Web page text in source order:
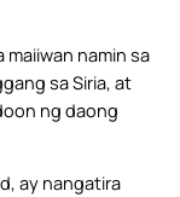
namin sa
sa Siria, at
ng daong
ay nangatira